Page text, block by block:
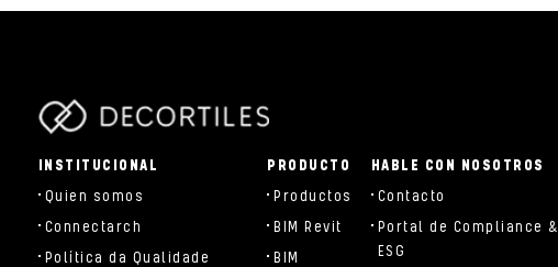
INSTITUCIONAL
Quien somos
Connectarch
Política da Qualidade
PRODUCTO
Productos
BIM Revit
BIM
HABLE CON NOSOTROS
Contacto
Portal de Compliance &
ESG